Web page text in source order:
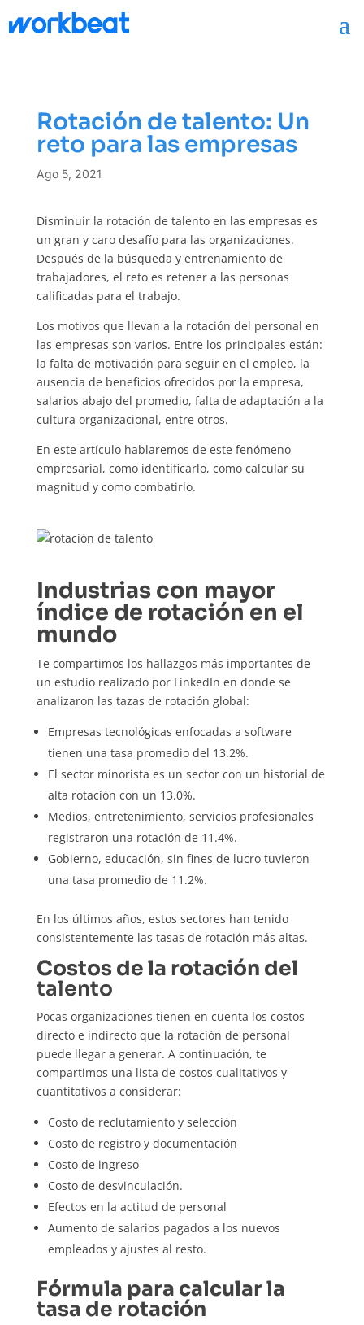
Rotación de talento: Un
reto para las empresas
Ago 5, 2021
Disminuir la rotación de talento en las empresas es
un gran y caro desafío para las organizaciones.
Después de la búsqueda y entrenamiento de
trabajadores, el reto es retener a las personas
calificadas para el trabajo.
Los motivos que llevan a la rotación del personal en
las empresas son varios. Entre los principales están:
la falta de motivación para seguir en el empleo, la
ausencia de beneficios ofrecidos por la empresa,
salarios abajo del promedio, falta de adaptación a la
cultura organizacional, entre otros.
En este artículo hablaremos de este fenómeno
empresarial, como identificarlo, como calcular su
magnitud y como combatirlo.
Industrias con mayor
índice de rotación en el
mundo
Te compartimos los hallazgos más importantes de
un estudio realizado por LinkedIn en donde se
analizaron las tazas de rotación global:
Empresas tecnológicas enfocadas a software
tienen una tasa promedio del 13.2%.
El sector minorista es un sector con un historial de
alta rotación con un 13.0%.
Medios, entretenimiento, servicios profesionales
registraron una rotación de 11.4%.
Gobierno, educación, sin fines de lucro tuvieron
una tasa promedio de 11.2%.
En los últimos años, estos sectores han tenido
consistentemente las tasas de rotación más altas.
Costos de la rotación del
talento
Pocas organizaciones tienen en cuenta los costos
directo e indirecto que la rotación de personal
puede llegar a generar. A continuación, te
compartimos una lista de costos cualitativos y
cuantitativos a considerar:
Costo de reclutamiento y selección
Costo de registro y documentación
Costo de ingreso
Costo de desvinculación.
Efectos en la actitud de personal
Aumento de salarios pagados a los nuevos
empleados y ajustes al resto.
Fórmula para calcular la
tasa de rotación